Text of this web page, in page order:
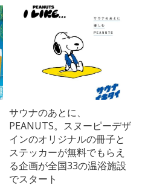
サウナのあとに、
PEANUTS。スヌーピーデザ
インのオリジナルの冊子と
ステッカーが無料でもらえ
る企画が全国33の温浴施設
でスタート